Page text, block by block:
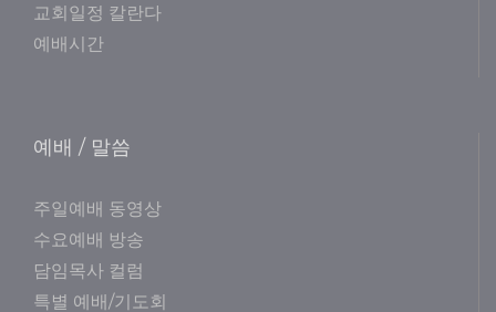
교회일정 칼란다
예배시간
예배 / 말씀
주일예배 동영상
수요예배 방송
담임목사 컬럼
특별 예배/기도회